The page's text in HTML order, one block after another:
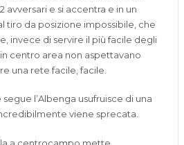
avversari e si accentra e in un
tiro da posizione impossibile, che
invece di servire il più facile degli
centro area non aspettavano
una rete facile, facile.
l’Albenga usufruisce di una
viene sprecata.
a centrocampo mette